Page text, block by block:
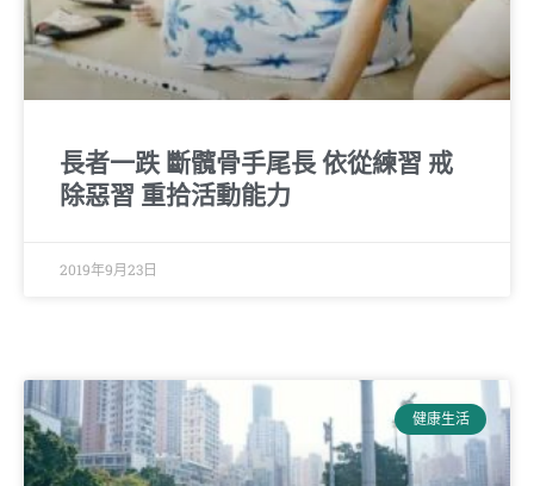
長者一跌 斷髖骨手尾長 依從練習 戒
除惡習 重拾活動能力
2019年9月23日
健康生活